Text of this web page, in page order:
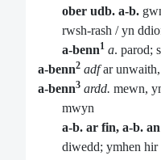
ober udb. a-b.
rwsh-rash / yn
a-benn1 a. parod;
a-benn2 adfar
a-benn3 ardd. mewn,
mwyn
a-b. ar fin, a-b.
diwedd; ymhen